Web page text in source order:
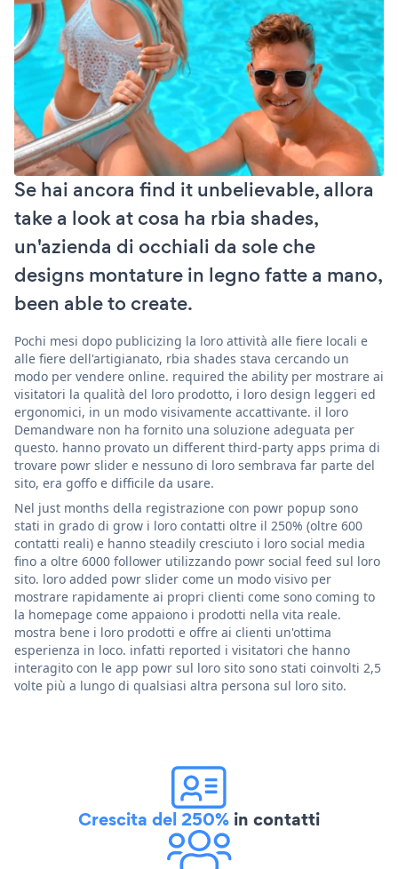
Se hai ancora find it unbelievable, allora
take a look at cosa ha rbia shades,
un'azienda di occhiali da sole che
designs montature in legno fatte a mano,
been able to create.
Pochi mesi dopo publicizing la loro attività alle fiere locali e
alle fiere dell'artigianato, rbia shades stava cercando un
modo per vendere online. required the ability per mostrare ai
visitatori la qualità del loro prodotto, i loro design leggeri ed
ergonomici, in un modo visivamente accattivante. il loro
Demandware non ha fornito una soluzione adeguata per
questo. hanno provato un different third-party apps prima di
trovare powr slider e nessuno di loro sembrava far parte del
sito, era goffo e difficile da usare.
Nel just months della registrazione con powr popup sono
stati in grado di grow i loro contatti oltre il 250% (oltre 600
contatti reali) e hanno steadily cresciuto i loro social media
fino a oltre 6000 follower utilizzando powr social feed sul loro
sito. loro added powr slider come un modo visivo per
mostrare rapidamente ai propri clienti come sono coming to
la homepage come appaiono i prodotti nella vita reale.
mostra bene i loro prodotti e offre ai clienti un'ottima
esperienza in loco. infatti reported i visitatori che hanno
interagito con le app powr sul loro sito sono stati coinvolti 2,5
volte più a lungo di qualsiasi altra persona sul loro sito.
Crescita del 250% in contatti